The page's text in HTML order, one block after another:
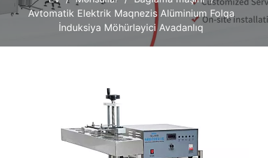
Avtomatik Elektrik Maqnezis Alüminium Folqa
İnduksiya Möhürləyici Avadanlıq